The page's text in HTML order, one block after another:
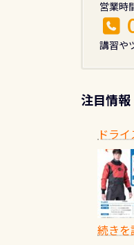
営業時
講習や
注目情報
ドラ
続きを